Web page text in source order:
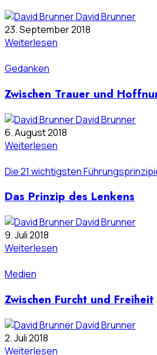
David Brunner
23. September 2018
Weiterlesen
Gedanken
Zwischen Trauer und
David Brunner
6. August 2018
Weiterlesen
Die 21 wichtigsten
Das Prinzip des Lenkens
David Brunner
9. Juli 2018
Weiterlesen
Medien
Zwischen Furcht und Freiheit
David Brunner
2. Juli 2018
Weiterlesen